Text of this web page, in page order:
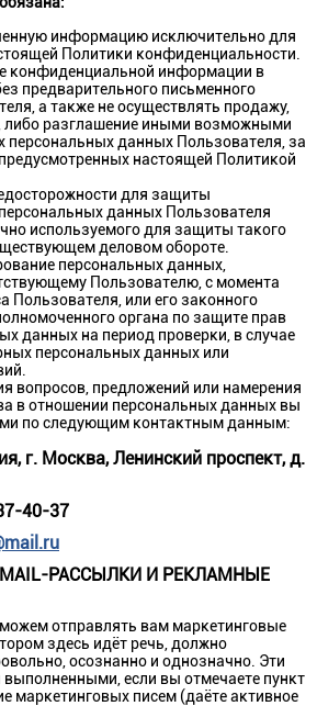
информацию исключительно для
Политики конфиденциальности.
конфиденциальной информации в
предварительного письменного
а также не осуществлять продажу,
либо разглашение иными возможными
персональных данных Пользователя, за
настоящей Политикой
для защиты
данных Пользователя
используемого для защиты такого
деловом обороте.
персональных данных,
Пользователю, с момента
Пользователя, или его законного
органа по защите прав
данных на период проверки, в случае
персональных данных или
вопросов, предложений или намерения
в отношении персональных данных вы
по следующим контактным данным:
г. Москва, Ленинский проспект, д.
40-37
РАССЫЛКИ И РЕКЛАМНЫЕ
отправлять вам маркетинговые
здесь идёт речь, должно
осознанно и однозначно. Эти
выполненными, если вы отмечаете пункт
маркетинговых писем (даёте активное